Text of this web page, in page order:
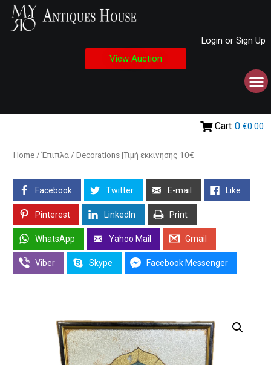
Login or Sign Up
View Auction
Cart 0 €0.00
Home /Έπιπλα / Decorations |Τιμή εκκίνησης 10€
Facebook Twitter E-mail Like
Pinterest LinkedIn Print
WhatsApp Yahoo Mail Gmail
Viber Skype Facebook Messenger